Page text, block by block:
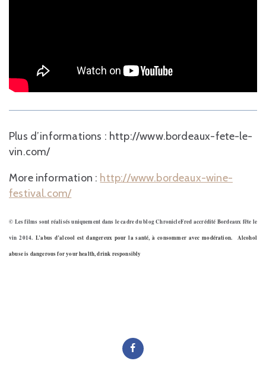
Plus d’informations : http://www.bordeaux-fete-le-
vin.com/
More information : http://www.bordeaux-wine-
festival.com/
© Les films sont réalisés uniquement dans le cadre du blog ChronicleFred accrédité Bordeaux fête le
vin 2014.L’abus d’alcool est dangereux pour la santé, à consommer avec modération. Alcohol
abuse is dangerous for your health, drink responsibly